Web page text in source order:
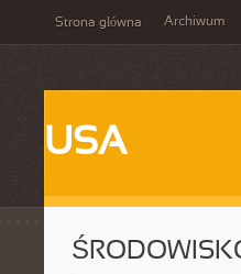
Strona główna Archiwum
USA